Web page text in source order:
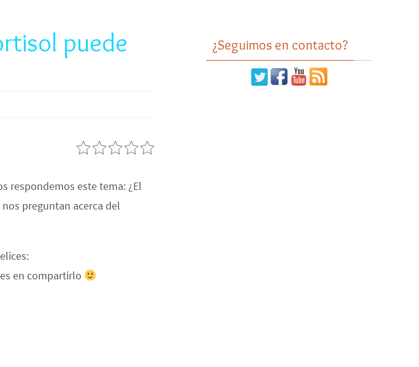
puede
respondemos este tema: ¿El
preguntan acerca del
en compartirlo
¿Seguimos en contacto?